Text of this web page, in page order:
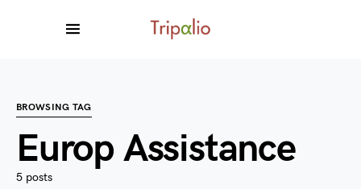
BROWSING TAG
Europ Assistance
5 posts